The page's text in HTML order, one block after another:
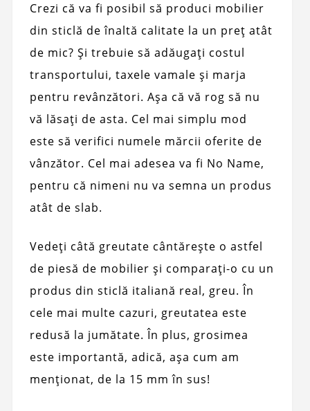
Crezi că va fi posibil să produci mobilier
din sticlă de înaltă calitate la un preț atât
de mic? Și trebuie să adăugați costul
transportului, taxele vamale și marja
pentru revânzători. Așa că vă rog să nu
vă lăsați de asta. Cel mai simplu mod
este să verifici numele mărcii oferite de
vânzător. Cel mai adesea va fi No Name,
pentru că nimeni nu va semna un produs
atât de slab.
Vedeți câtă greutate cântărește o astfel
de piesă de mobilier și comparați-o cu un
produs din sticlă italiană real, greu. În
cele mai multe cazuri, greutatea este
redusă la jumătate. În plus, grosimea
este importantă, adică, așa cum am
menționat, de la 15 mm în sus!